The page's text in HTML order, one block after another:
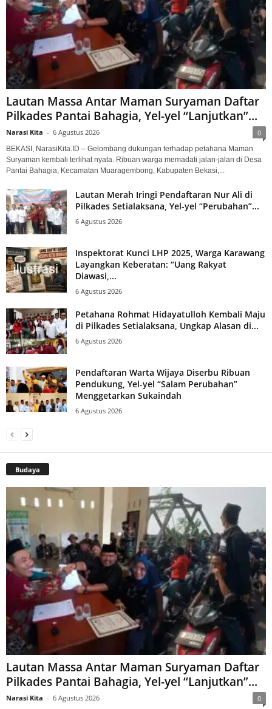
Lautan Massa Antar Maman Suryaman Daftar
Pilkades Pantai Bahagia, Yel-yel “Lanjutkan”...
Narasi Kita - 6 Agustus 2026 0
BEKASI, NarasiKita.ID – Gelombang dukungan terhadap petahana Maman
Suryaman kembali terlihat nyata. Ribuan warga memadati jalan-jalan di Desa
Pantai Bahagia, Kecamatan Muaragembong, Kabupaten Bekasi,...
Lautan Merah Iringi Pendaftaran Nur Ali di
Pilkades Setialaksana, Yel-yel “Perubahan”...
6 Agustus 2026
Inspektorat Kunci LHP 2025, Warga Karawang
Layangkan Keberatan: “Uang Rakyat
Diawasi,...
6 Agustus 2026
Petahana Rohmat Hidayatulloh Kembali Maju
di Pilkades Setialaksana, Ungkap Alasan di...
6 Agustus 2026
Pendaftaran Warta Wijaya Diserbu Ribuan
Pendukung, Yel-yel “Salam Perubahan”
Menggetarkan Sukaindah
6 Agustus 2026
Budaya
Lautan Massa Antar Maman Suryaman Daftar
Pilkades Pantai Bahagia, Yel-yel “Lanjutkan”...
Narasi Kita - 6 Agustus 2026 0